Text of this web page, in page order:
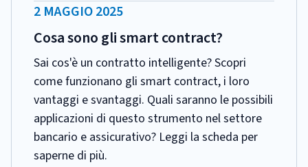
DATA
PUBBLICAZIONE:
2 MAGGIO 2025
Cosa sono gli smart contract?
Sai cos'è un contratto intelligente? Scopri
come funzionano gli smart contract, i loro
vantaggi e svantaggi. Quali saranno le possibili
applicazioni di questo strumento nel settore
bancario e assicurativo? Leggi la scheda per
saperne di più.